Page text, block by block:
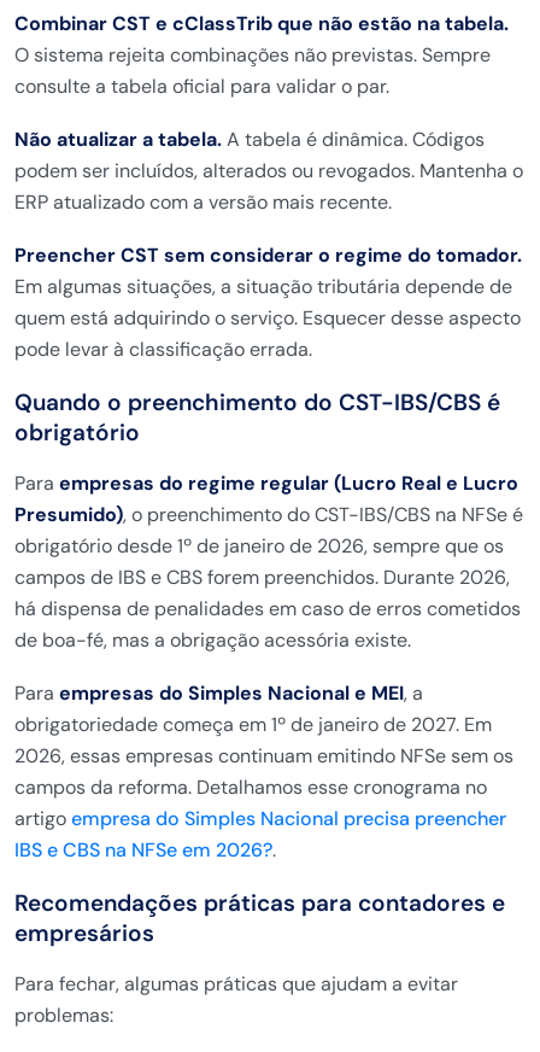
Combinar CST e cClassTrib que não estão na tabela.
O sistema rejeita combinações não previstas. Sempre
consulte a tabela oficial para validar o par.
Não atualizar a tabela.A tabela é dinâmica. Códigos
podem ser incluídos, alterados ou revogados. Mantenha o
ERP atualizado com a versão mais recente.
Preencher CST sem considerar o regime do tomador.
Em algumas situações, a situação tributária depende de
quem está adquirindo o serviço. Esquecer desse aspecto
pode levar à classificação errada.
Quando o preenchimento do CST-IBS/CBS é
obrigatório
Para empresas do regime regular (Lucro Real e Lucro
Presumido), o preenchimento do CST-IBS/CBS na NFSe é
obrigatório desde 1º de janeiro de 2026, sempre que os
campos de IBS e CBS forem preenchidos. Durante 2026,
há dispensa de penalidades em caso de erros cometidos
de boa-fé, mas a obrigação acessória existe.
Para empresas do Simples Nacional e MEI, a
obrigatoriedade começa em 1º de janeiro de 2027. Em
2026, essas empresas continuam emitindo NFSe sem os
campos da reforma. Detalhamos esse cronograma no
artigoempresa do Simples Nacional precisa preencher
IBS e CBS na NFSe em 2026?.
Recomendações práticas para contadores e
empresários
Para fechar, algumas práticas que ajudam a evitar
problemas: